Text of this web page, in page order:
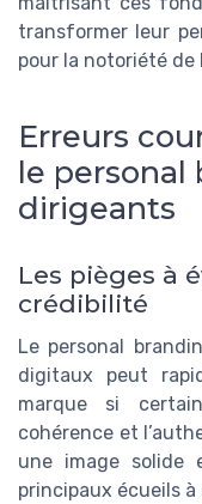
transformer leur
pour la notoriété de
Erreurs
le personal
dirigeants
Les pièges à
crédibilité
Le personal
digitaux peut
marque si
cohérence et
une image solide
principaux écueils à